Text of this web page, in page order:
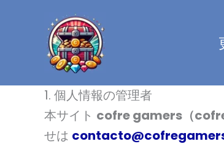
キ
1. 個人情報の管理者
本サイト cofre gamers（
せは